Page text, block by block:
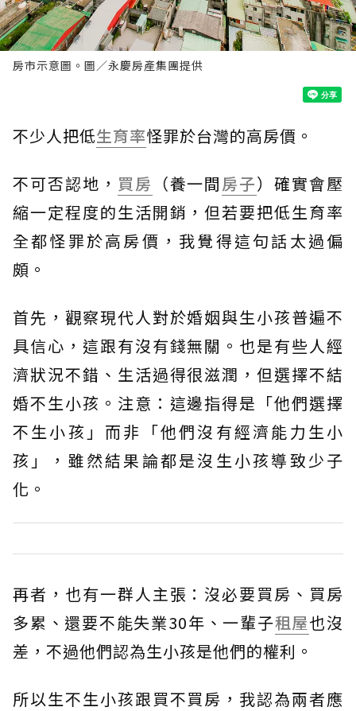
房市示意圖。圖／永慶房產集團提供
不少人把低生育率怪罪於台灣的高房價。
不可否認地， 買房 （養一間房子）確實會壓
縮一定程度的生活開銷，但若要把低生育率
全都怪罪於高房價，我覺得這句話太過偏
頗。
首先，觀察現代人對於婚姻與生小孩普遍不
具信心，這跟有沒有錢無關。也是有些人經
濟狀況不錯、生活過得很滋潤，但選擇不結
婚不生小孩。注意：這邊指得是「他們選擇
不生小孩」而非「他們沒有經濟能力生小
孩」，雖然結果論都是沒生小孩導致少子
化。
再者，也有一群人主張：沒必要買房、買房
多累、還要不能失業30年、一輩子租屋也沒
差，不過他們認為生小孩是他們的權利。
所以生不生小孩跟買不買房，我認為兩者應